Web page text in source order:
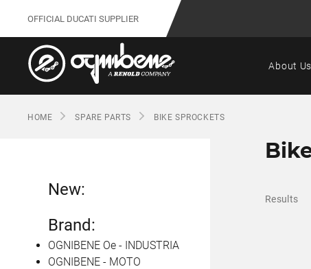
OFFICIAL DUCATI SUPPLIER
About Us
HOME SPARE PARTS BIKE SPROCKETS
Results
New:
Brand:
OGNIBENE Oe - INDUSTRIA
OGNIBENE - MOTO